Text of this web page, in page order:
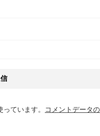
ています。
コメントデータ